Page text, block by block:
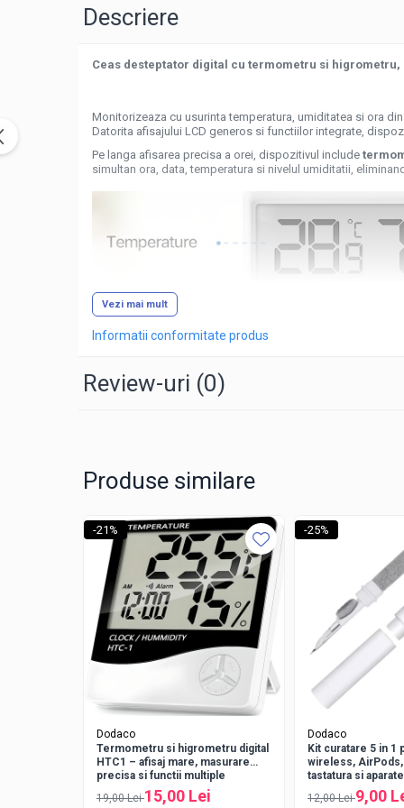
Descriere
Ceas desteptator digital cu termometru si
Monitorizeaza cu usurinta temperatura, umiditatea si ora
Datorita afisajului LCD generos si functiilor integrate,
Pe langa afisarea precisa a orei, dispozitivul include
simultan ora, data, temperatura si nivelul umiditatii,
Functia de masurare a temperaturii permite afisarea
permanent nivelul umiditatii din incapere, iar indicatorul de
Vezi mai mult
Informatii conformitate produs
Review-uri (0)
Produse similare
-21%
Dodaco
Termometru si higrometru digital
HTC1 – afisaj mare, masurare
precisa si functii multiple
19,00 Lei15,00 Lei
-25%
Dodaco
Kit curatare 5 in 1
wireless,
tastatura si
instrument
intretinerea
12,00 Lei9,00